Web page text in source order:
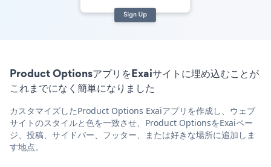
Product OptionsアプリをExaiサイトに埋め込むことが
これまでになく簡単になりました
カスタマイズしたProduct Options Exaiアプリを作成し、ウェブ
サイトのスタイルと色を一致させ、Product OptionsをExaiペー
ジ、投稿、サイドバー、フッター、または好きな場所に追加しま
す地点。